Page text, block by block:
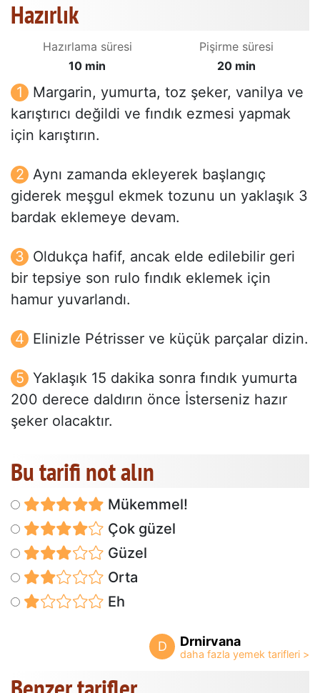
Hazırlık
Hazırlama süresi
10 min
Pişirme süresi
20 min
Margarin, yumurta, toz şeker, vanilya ve
karıştırıcı değildi ve fındık ezmesi yapmak
için karıştırın.
Aynı zamanda ekleyerek başlangıç
giderek meşgul ekmek tozunu un yaklaşık 3
bardak eklemeye devam.
Oldukça hafif, ancak elde edilebilir geri
bir tepsiye son rulo fındık eklemek için
hamur yuvarlandı.
Elinizle Pétrisser ve küçük parçalar dizin.
Yaklaşık 15 dakika sonra fındık yumurta
200 derece daldırın önce İsterseniz hazır
şeker olacaktır.
Bu tarifi not alın
Mükemmel!
Çok güzel
Güzel
Orta
Eh
D Drnirvana